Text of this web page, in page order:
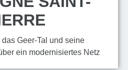
Geer-Tal und seine
ein modernisiertes Netz